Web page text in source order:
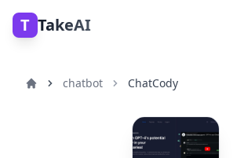
T TakeAI
chatbot ChatCody